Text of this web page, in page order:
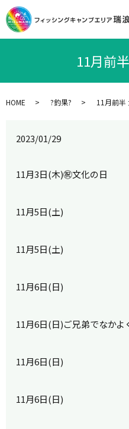
11月前
HOME ?釣果? 11月前半
2023/01/29
11月3日(木)㊗文化の日
11月5日(土)
11月5日(土)
11月6日(日)
11月6日(日)ご兄弟でなかよ
11月6日(日)
11月6日(日)